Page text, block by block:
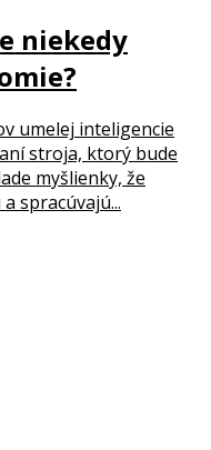
niekedy
umelej inteligencie
stroja, ktorý bude
myšlienky, že
spracúvajú...